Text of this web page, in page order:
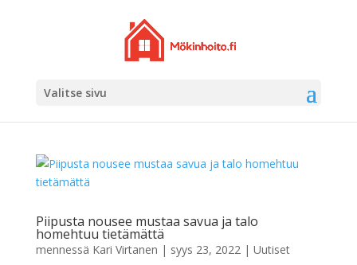
Valitse sivu
Piipusta nousee mustaa savua ja talo
homehtuu tietämättä
mennessä Kari Virtanen | syys 23, 2022| Uutiset